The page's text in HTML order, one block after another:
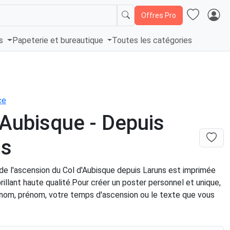
Offres Pro
Papeterie et bureautique Toutes les catégories
- Depuis
l'ascension du Col d'Aubisque depuis Laruns est imprimée
haute qualité.Pour créer un poster personnel et unique,
prénom, votre temps d'ascension ou le texte que vous